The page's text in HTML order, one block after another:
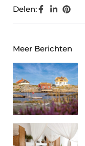
Delen:
Meer Berichten